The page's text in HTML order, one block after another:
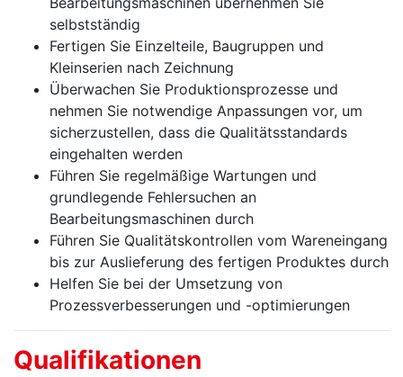
selbstständig
Fertigen Sie Einzelteile, Baugruppen und
Kleinserien nach Zeichnung
Überwachen Sie Produktionsprozesse und
nehmen Sie notwendige Anpassungen vor, um
sicherzustellen, dass die Qualitätsstandards
eingehalten werden
Führen Sie regelmäßige Wartungen und
grundlegende Fehlersuchen an
Bearbeitungsmaschinen durch
Führen Sie Qualitätskontrollen vom Wareneingang
bis zur Auslieferung des fertigen Produktes durch
Helfen Sie bei der Umsetzung von
Prozessverbesserungen und -optimierungen
Qualifikationen